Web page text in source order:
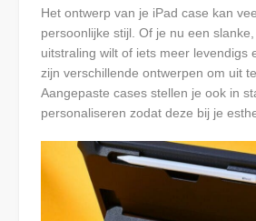
Het ontwerp van je iPad case kan
persoonlijke stijl. Of je nu een
uitstraling wilt of iets meer levendigs
zijn verschillende ontwerpen om uit
Aangepaste cases stellen je ook in
personaliseren zodat deze bij je